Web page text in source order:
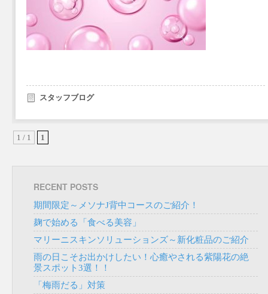
スタッフブログ
1 / 1 1
RECENT POSTS
期間限定～メソナJ背中コースのご紹介！
麹で始める「食べる美容」
マリーニスキンソリューションズ～新化粧品のご紹介
雨の日こそお出かけしたい！心癒やされる紫陽花の絶
景スポット3選！！
「梅雨だる」対策